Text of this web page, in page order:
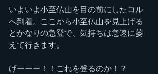
いよいよ小至仏山を目の前にしたコル
へ到着。ここから小至仏山を見上げる
とかなりの急登で、気持ちは急速に萎
えて行きます。
げーーー！！これを登るのか！？